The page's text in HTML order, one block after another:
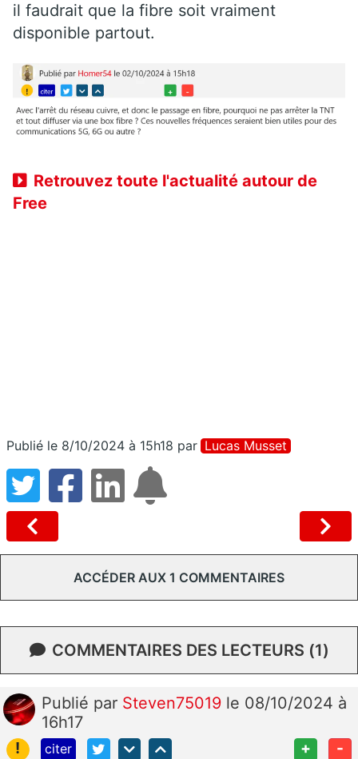
il faudrait que la fibre soit vraiment
disponible partout.
Retrouvez toute l'actualité autour de
Free
Publié le 8/10/2024 à 15h18 par Lucas Musset
ACCÉDER AUX 1 COMMENTAIRES
COMMENTAIRES DES LECTEURS (1)
Publié par Steven75019 le 08/10/2024 à
16h17
!
citer + -